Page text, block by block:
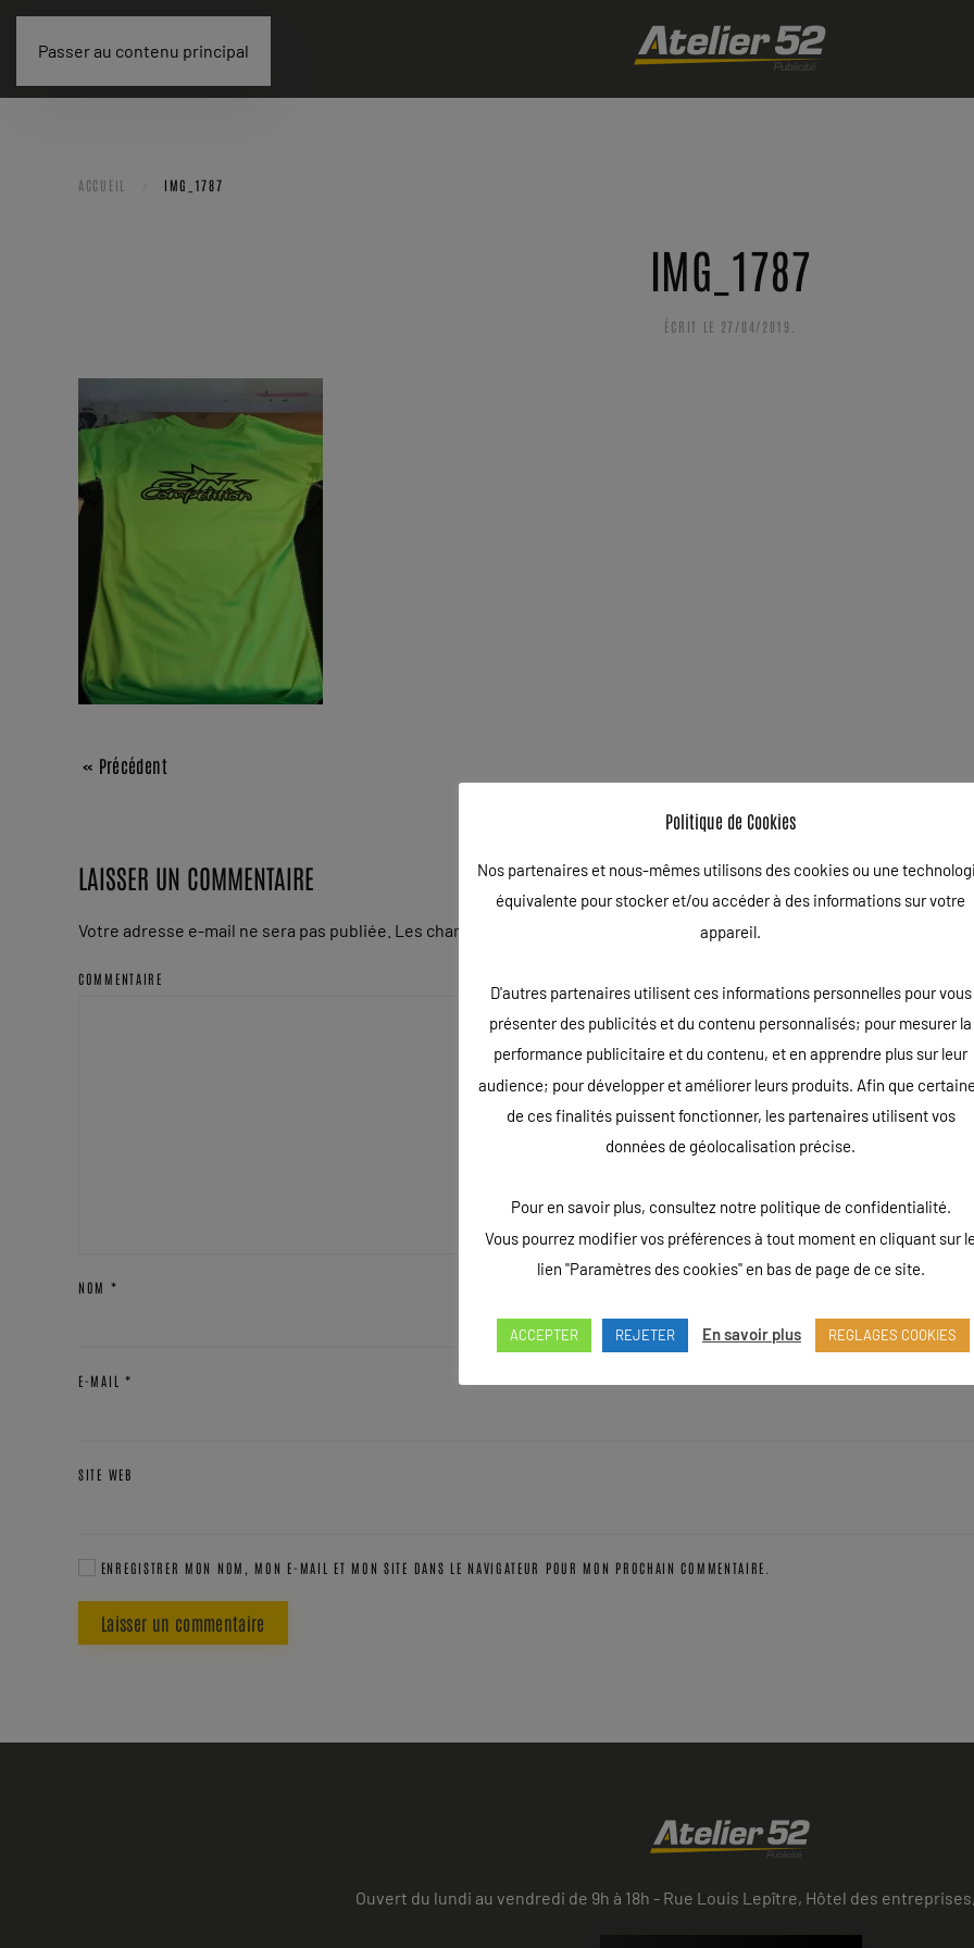
Passer au contenu principal
ACCUEIL IMG_1787
IMG_1787
ÉCRIT LE 27/04/2019
« Précédent
LAISSER UN COMMENTAIRE
Votre adresse e-mail ne sera pas publiée. Les champs obligatoires sont indiqués avec*
COMMENTAIRE
NOM *
E-MAIL *
SITE WEB
ENREGISTRER MON NOM, MON E-MAIL ET MON SITE DANS LE NAVIGATEUR POUR MON PROCHAIN COMMENTAIRE.
Laisser un commentaire
Ouvert du lundi au vendredi de 9h à 18h - Rue Louis Lepître, Hôtel des
Politique de Cookies
Nos partenaires et nous-mêmes utilisons des cookies ou une
équivalente pour stocker et/ou accéder à des informations sur votre
appareil.
D'autres partenaires utilisent ces informations personnelles pour vous
présenter des publicités et du contenu personnalisés; pour mesurer la
performance publicitaire et du contenu, et en apprendre plus sur leur
audience; pour développer et améliorer leurs produits. Afin que
de ces finalités puissent fonctionner, les partenaires utilisent vos
données de géolocalisation précise.
Pour en savoir plus, consultez notre politique de confidentialité.
Vous pourrez modifier vos préférences à tout moment en cliquant sur
lien "Paramètres des cookies" en bas de page de ce site.
ACCEPTER REJETER En savoir plus REGLAGES COOKIES